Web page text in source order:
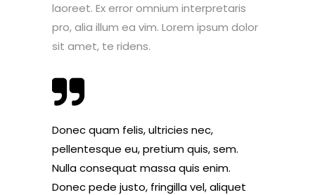
laoreet. Ex error omnium interpretaris
pro, alia illum ea vim. Lorem ipsum dolor
sit amet, te ridens.
Donec quam felis, ultricies nec,
pellentesque eu, pretium quis, sem.
Nulla consequat massa quis enim.
Donec pede justo, fringilla vel, aliquet